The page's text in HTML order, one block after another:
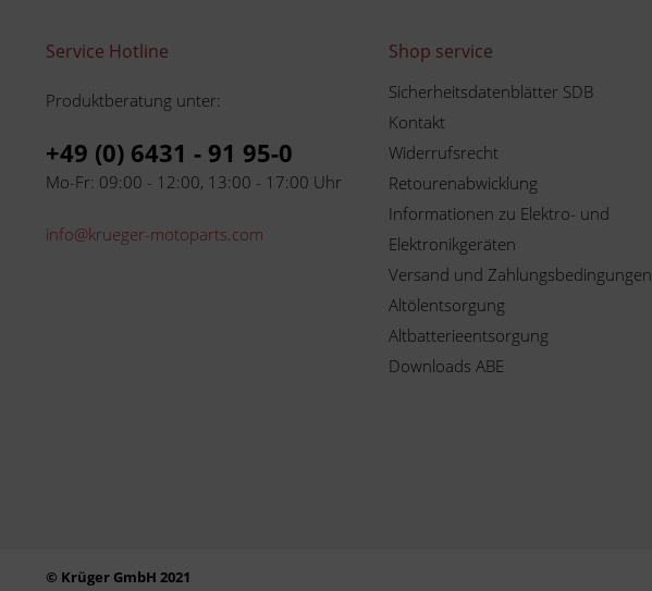
Service Hotline
Produktberatung unter:
+49 (0) 6431 - 91 95-0
Mo-Fr: 09:00 - 12:00, 13:00 - 17:00 Uhr
info@krueger-motoparts.com
Shop service
Sicherheitsdatenblätter SDB
Kontakt
Widerrufsrecht
Retourenabwicklung
Informationen zu Elektro- und
Elektronikgeräten
Versand und Zahlungsbedingungen
Altölentsorgung
Altbatterieentsorgung
Downloads ABE
© Krüger GmbH 2021